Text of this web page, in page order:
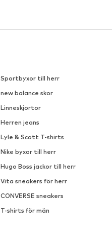
Sportbyxor till herr
new balance skor
Linneskjortor
Herren jeans
Lyle & Scott T-shirts
Nike byxor till herr
Hugo Boss jackor till herr
Vita sneakers för herr
CONVERSE sneakers
T-shirts för män